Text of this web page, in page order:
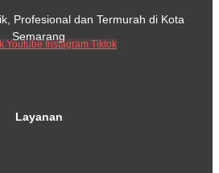
Profesional dan Termurah di Kota
Semarang
Youtube Instagram Tiktok
Layanan